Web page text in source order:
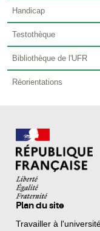
Handicap
Testothèque
Bibliothèque de l'UFR
Réorientations
Plan du site
Travailler à